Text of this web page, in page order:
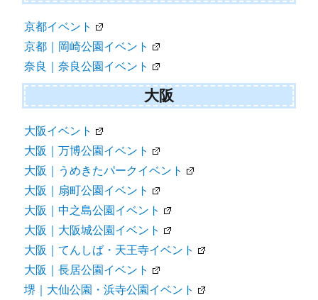
京都イベント
京都｜岡崎公園イベント
奈良｜奈良公園イベント
大阪
大阪イベント
大阪｜万博公園イベント
大阪｜うめきたパークイベント
大阪｜扇町公園イベント
大阪｜中之島公園イベント
大阪｜大阪城公園イベント
大阪｜てんしば・天王寺イベント
大阪｜長居公園イベント
堺｜大仙公園・浜寺公園イベント